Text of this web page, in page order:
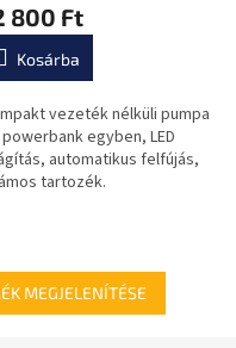
800 Ft
Kosárba
vezeték nélküli pumpa
egyben, LED
automatikus felfújás,
tartozék.
MEGJELENÍTÉSE